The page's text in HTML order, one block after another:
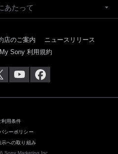
あたって
店のご案内
ニュースリリース
My Sony 利用規約
利用条件
シーポリシー
示への取り組み
Sony Marketing Inc.